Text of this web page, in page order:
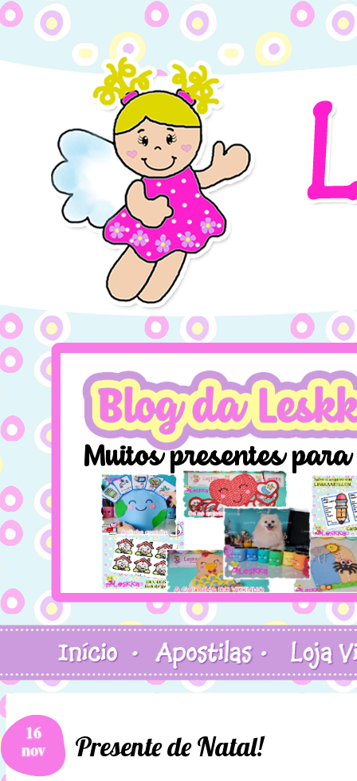
16
nov Presente de Natal!